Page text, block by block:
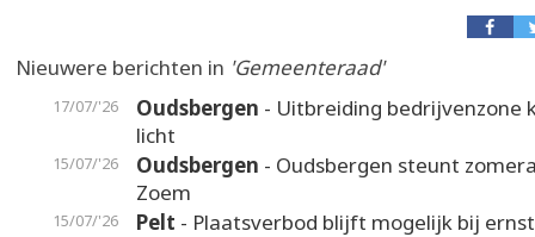
Nieuwere berichten in 'Gemeenteraad'
17/07/'26 Oudsbergen - Uitbreiding bedrijvenzone
licht
15/07/'26 Oudsbergen - Oudsbergen steunt
Zoem
15/07/'26 Pelt - Plaatsverbod blijft mogelijk bij